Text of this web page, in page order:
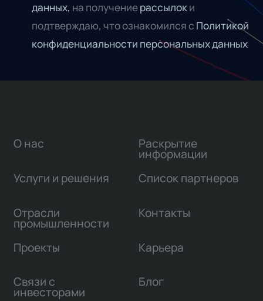
данных, на получениерассылоки
подтверждаю, что ознакомился с Политикой
конфиденциальности персональных данных
О нас
Услуги и решения
Отрасли
промышленности
Проекты
Связи с
инвесторами
Раскрытие
информации
Список партнеров
Контакты
Карьера
Блог